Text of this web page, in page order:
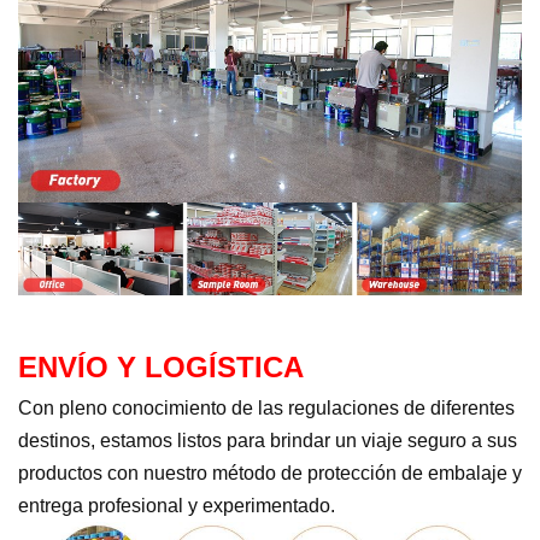
ENVÍO Y LOGÍSTICA
Con pleno conocimiento de las regulaciones de diferentes
destinos, estamos listos para brindar un viaje seguro a sus
productos con nuestro método de protección de embalaje y
entrega profesional y experimentado.